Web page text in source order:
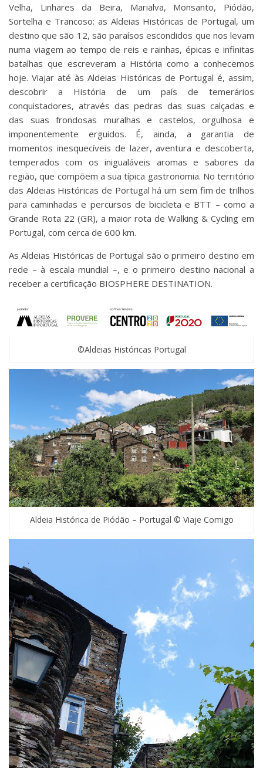
Velha, Linhares da Beira, Marialva, Monsanto, Piódão,
Sortelha e Trancoso: as Aldeias Históricas de Portugal, um
destino que são 12, são paraísos escondidos que nos levam
numa viagem ao tempo de reis e rainhas, épicas e infinitas
batalhas que escreveram a História como a conhecemos
hoje. Viajar até às Aldeias Históricas de Portugal é, assim,
descobrir a História de um país de temerários
conquistadores, através das pedras das suas calçadas e
das suas frondosas muralhas e castelos, orgulhosa e
imponentemente erguidos. É, ainda, a garantia de
momentos inesquecíveis de lazer, aventura e descoberta,
temperados com os inigualáveis aromas e sabores da
região, que compõem a sua típica gastronomia. No território
das Aldeias Históricas de Portugal há um sem fim de trilhos
para caminhadas e percursos de bicicleta e BTT – como a
Grande Rota 22 (GR), a maior rota de Walking & Cycling em
Portugal, com cerca de 600 km.
As Aldeias Históricas de Portugal são o primeiro destino em
rede – à escala mundial –, e o primeiro destino nacional a
receber a certificação BIOSPHERE DESTINATION.
©Aldeias Históricas Portugal
Aldeia Histórica de Piódão – Portugal © Viaje Comigo